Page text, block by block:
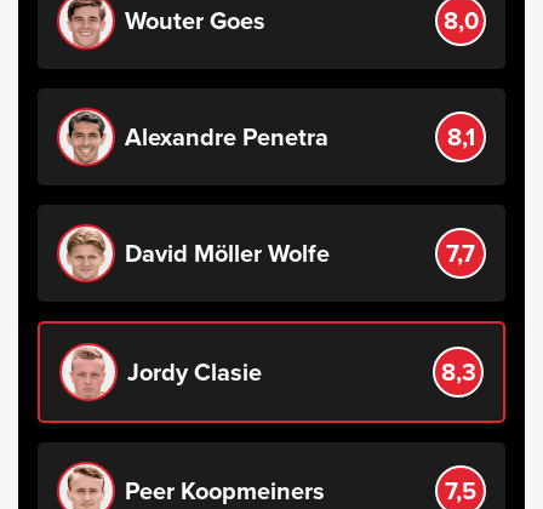
Wouter Goes 8,0
Alexandre Penetra 8,1
David Möller Wolfe 7,7
Jordy Clasie 8,3
Peer Koopmeiners 7,5